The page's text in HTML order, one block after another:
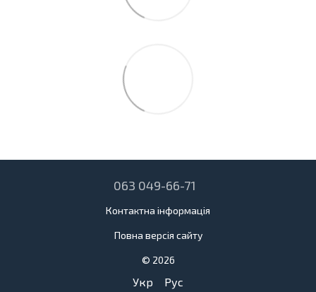
063 049-66-71
Контактна інформація
Повна версія сайту
© 2026
Укр Рус